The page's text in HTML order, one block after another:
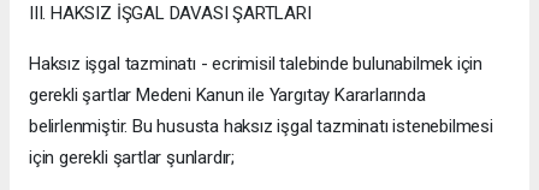
III. HAKSIZ İŞGAL DAVASI ŞARTLARI
Haksız işgal tazminatı - ecrimisil talebinde bulunabilmek için
gerekli şartlar Medeni Kanun ile Yargıtay Kararlarında
belirlenmiştir. Bu hususta haksız işgal tazminatı istenebilmesi
için gerekli şartlar şunlardır;